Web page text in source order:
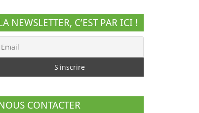
NEWSLETTER, C’EST PAR ICI !
CONTACTER